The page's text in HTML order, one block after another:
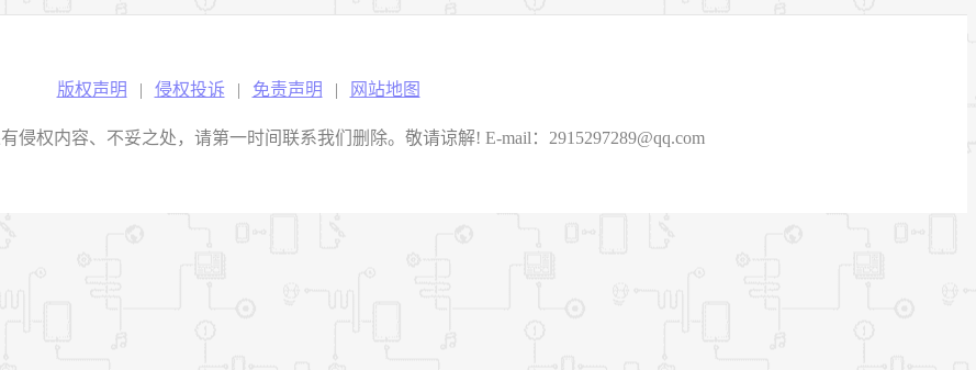
版权声明 | 侵权投诉 | 免责声明 | 网站地图
侵权内容、不妥之处，请第一时间联系我们删除。敬请谅解! E-mail：2915297289@qq.com